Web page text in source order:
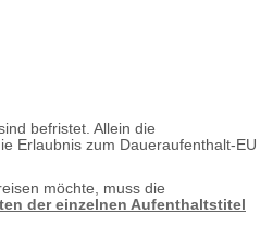
befristet. Allein die
Erlaubnis zum Daueraufenthalt-EU
möchte, muss die
der einzelnen Aufenthaltstitel